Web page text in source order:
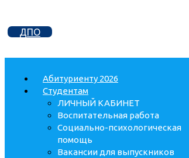
ДПО
Абитуриенту 2026
Студентам
ЛИЧНЫЙ КАБИНЕТ
Воспитательная работа
Социально-психологическая
помощь
Вакансии для выпускников